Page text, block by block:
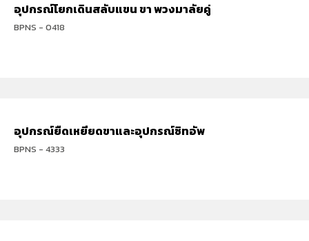
อุปกรณ์โยกเดินสลับแขน ขา พวงมาลัยคู่
BPNS - 0418
อุปกรณ์ยืดเหยียดขาและอุปกรณ์ซิทอัพ
BPNS - 4333